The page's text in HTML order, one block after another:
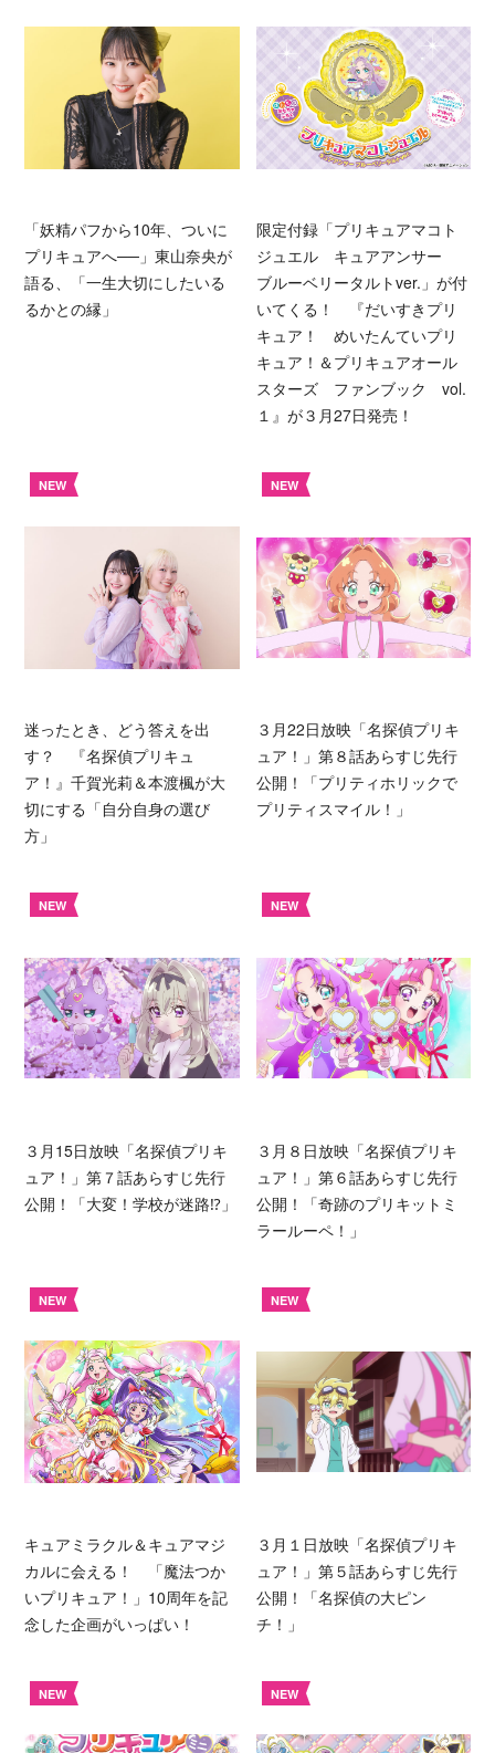
「妖精パフから10年、ついに
プリキュアへ──」東山奈央が
語る、「一生大切にしたいる
るかとの縁」
限定付録「プリキュアマコト
ジュエル キュアアンサー
ブルーベリータルトver.」が付
いてくる！ 『だいすきプリ
キュア！ めいたんていプリ
キュア！＆プリキュアオール
スターズ ファンブック vol.
１』が３月27日発売！
NEW
迷ったとき、どう答えを出
す？ 『名探偵プリキュ
ア！』千賀光莉＆本渡楓が大
切にする「自分自身の選び
方」
NEW
３月22日放映「名探偵プリキ
ュア！」第８話あらすじ先行
公開！「プリティホリックで
プリティスマイル！」
NEW
３月15日放映「名探偵プリキ
ュア！」第７話あらすじ先行
公開！「大変！学校が迷路⁉︎」
NEW
３月８日放映「名探偵プリキ
ュア！」第６話あらすじ先行
公開！「奇跡のプリキットミ
ラールーペ！」
NEW
キュアミラクル＆キュアマジ
カルに会える！ 「魔法つか
いプリキュア！」10周年を記
念した企画がいっぱい！
NEW
３月１日放映「名探偵プリキ
ュア！」第５話あらすじ先行
公開！「名探偵の大ピン
チ！」
NEW NEW